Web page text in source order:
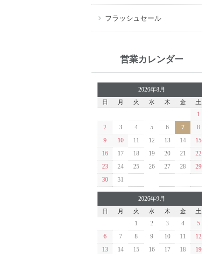
フラッシュセール
営業カレンダー
2026年8月
日
月 火 水 木 金
土
1
2
3 4 5 6 7
8
9
10 11 12 13 14
15
16
17 18 19 20 21
22
23
24 25 26 27 28
29
30
31
2026年9月
日
月 火 水 木 金
土
1
2 3 4
5
6
7 8 9 10 11
12
13
14 15 16 17 18
19